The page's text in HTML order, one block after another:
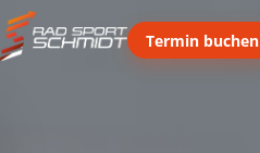
Termin buchen